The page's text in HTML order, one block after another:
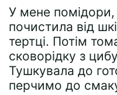
У мене помідори,
почистила від
тертці. Потім
сковорідку з
Тушкувала до
перчимо до